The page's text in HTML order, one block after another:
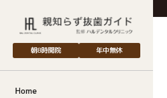
朝8時開院 年中無休
Home
ネット予約